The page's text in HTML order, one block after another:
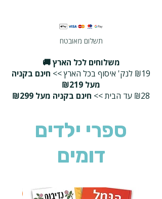
תשלום מאובטח
משלוחים לכל הארץ 🚚
₪19 לנק' איסוף בכל הארץ >>
חינם בקניה
מעל ₪219
₪28 עד הבית >>
חינם בקניה מעל ₪299
ספרי ילדים
דומים